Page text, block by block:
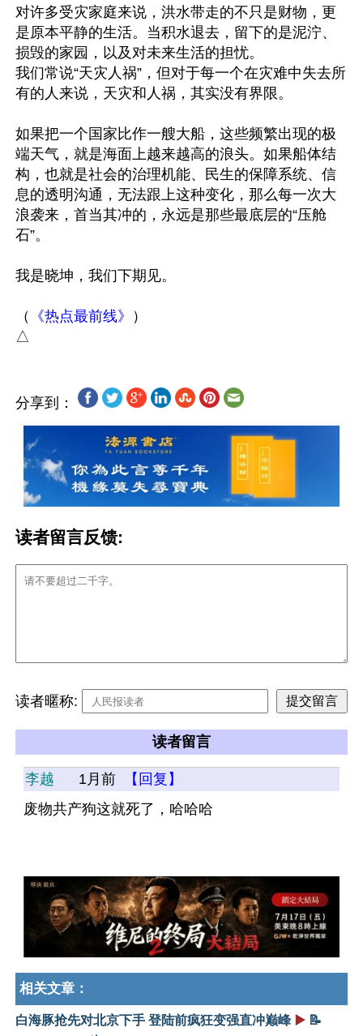
对许多受灾家庭来说，洪水带走的不只是财物，更
是原本平静的生活。当积水退去，留下的是泥泞、
损毁的家园，以及对未来生活的担忧。
我们常说“天灾人祸”，但对于每一个在灾难中失去所
有的人来说，天灾和人祸，其实没有界限。
如果把一个国家比作一艘大船，这些频繁出现的极
端天气，就是海面上越来越高的浪头。如果船体结
构，也就是社会的治理机能、民生的保障系统、信
息的透明沟通，无法跟上这种变化，那么每一次大
浪袭来，首当其冲的，永远是那些最底层的“压舱
石”。
我是晓坤，我们下期见。
（ 《热点最前线》
）
分享到：
读者留言反馈:
读者暱称:
读者留言
李越 1月前
【回复】
废物共产狗这就死了，哈哈哈
相关文章：
白海豚抢先对北京下手 登陆前疯狂变强直冲巅峰 ▶️ 📝